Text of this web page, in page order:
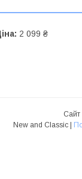
2 099 ₴
Сайт
New and Classic |